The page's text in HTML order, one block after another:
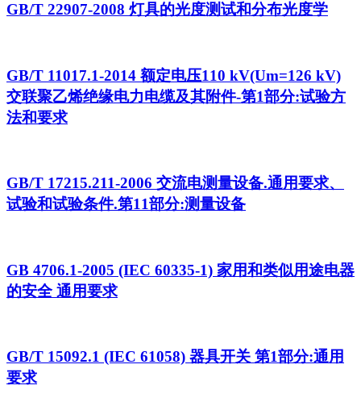
GB/T 22907-2008 灯具的光度测试和分布光度学
GB/T 11017.1-2014 额定电压110 kV(Um=126 kV)
交联聚乙烯绝缘电力电缆及其附件-第1部分:试验方
法和要求
GB/T 17215.211-2006 交流电测量设备.通用要求、
试验和试验条件.第11部分:测量设备
GB 4706.1-2005 (IEC 60335-1) 家用和类似用途电器
的安全 通用要求
GB/T 15092.1 (IEC 61058) 器具开关 第1部分:通用
要求